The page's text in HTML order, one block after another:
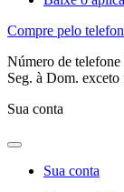
Compre pelo
Número de
Seg. à Dom. exceto
Sua conta
Sua conta